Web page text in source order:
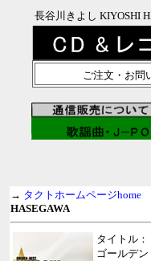
長谷川きよし KIYOSHI
ご注文・お問
→ タクトホームページhome
HASEGAWA
タイトル：
ゴールデ